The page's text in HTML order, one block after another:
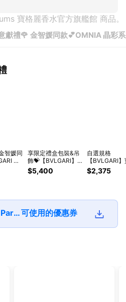
寶格麗香水官方旗艦館 商品。
獻禮🌹 金智媛同款💕OMNIA 晶彩
智媛同
】
性淡香
首選✨
享限定禮盒包裝&吊
飾💝【BVLGARI】
寶格麗帝王紅茶香香
氛沐浴組(帝王紅茶
300ML+白茶中性淡
✨
$5,400
自選規格
【BVLGARI
麗系列香氛沐
300ml (大吉
300ml/綠茶
王紅茶香沐浴
$2,375
BVLGARI Parfums 寶格麗香水官方旗艦館可使用的優惠券